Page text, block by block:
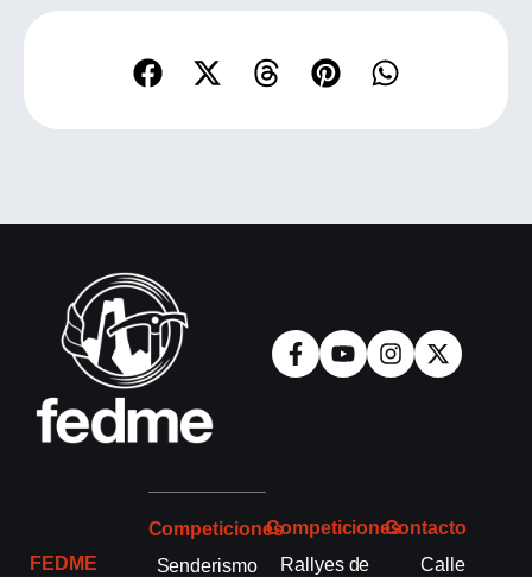
FEDME
Competiciones
Senderismo
Competiciones
Rallyes de
Contacto
Calle